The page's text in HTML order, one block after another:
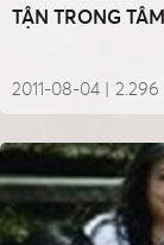
TẬN TRONG
2011-08-04 | 2.296